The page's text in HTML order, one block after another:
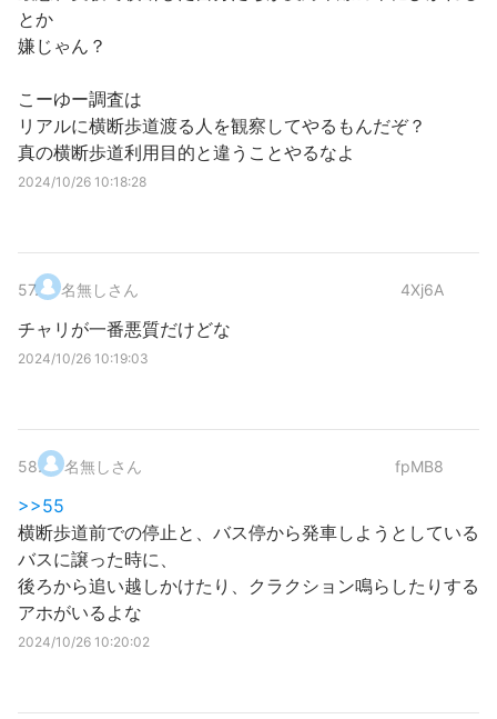
とか
嫌じゃん？
こーゆー調査は
リアルに横断歩道渡る人を観察してやるもんだぞ？
真の横断歩道利用目的と違うことやるなよ
2024/10/26 10:18:28
57. 名無しさん 4Xj6A
チャリが一番悪質だけどな
2024/10/26 10:19:03
58. 名無しさん fpMB8
>>55
横断歩道前での停止と、バス停から発車しようとしている
バスに譲った時に、
後ろから追い越しかけたり、クラクション鳴らしたりする
アホがいるよな
2024/10/26 10:20:02